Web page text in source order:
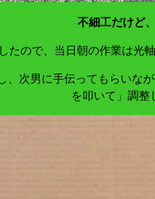
不細工だけど
ので、当日朝の作業は光
次男に手伝ってもらいな
を叩いて」調整